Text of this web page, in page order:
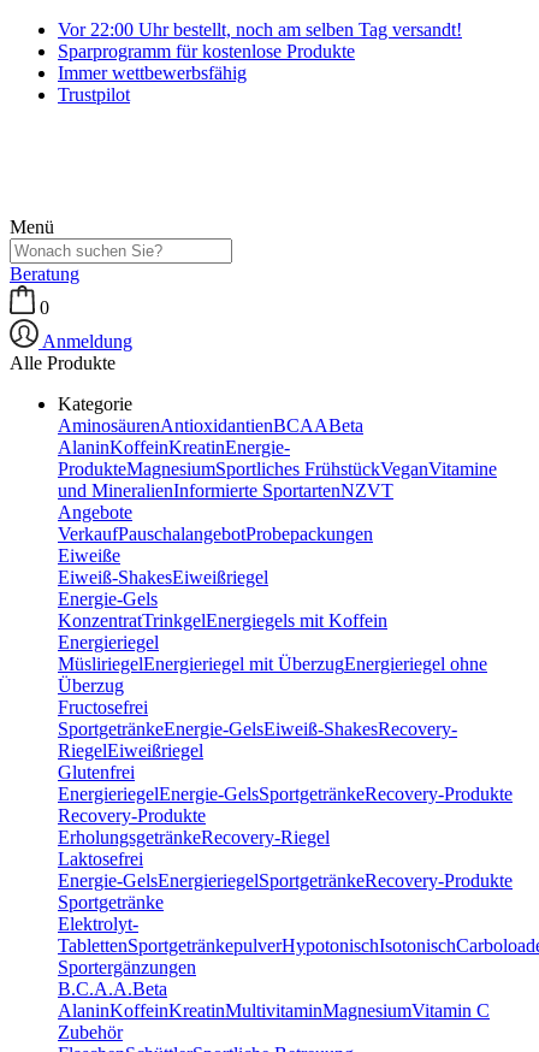
Vor 22:00 Uhr bestellt, noch am selben Tag versandt!
Sparprogramm für kostenlose Produkte
Immer wettbewerbsfähig
Trustpilot
Menü
Beratung
0
Anmeldung
Alle Produkte
Kategorie
AminosäurenAntioxidantienBCAABeta
AlaninKoffeinKreatinEnergie-
ProdukteMagnesiumSportliches FrühstückVeganVitamine
und MineralienInformierte SportartenNZVT
Angebote
VerkaufPauschalangebotProbepackungen
Eiweiße
Eiweiß-ShakesEiweißriegel
Energie-Gels
KonzentratTrinkgelEnergiegels mit Koffein
Energieriegel
MüsliriegelEnergieriegel mit ÜberzugEnergieriegel ohne
Überzug
Fructosefrei
SportgetränkeEnergie-GelsEiweiß-ShakesRecovery-
RiegelEiweißriegel
Glutenfrei
EnergieriegelEnergie-GelsSportgetränkeRecovery-Produkte
Recovery-Produkte
ErholungsgetränkeRecovery-Riegel
Laktosefrei
Energie-GelsEnergieriegelSportgetränkeRecovery-Produkte
Sportgetränke
Elektrolyt-
TablettenSportgetränkepulverHypotonischIsotonisch
Sportergänzungen
B.C.A.A.Beta
AlaninKoffeinKreatinMultivitaminMagnesiumVitamin C
Zubehör